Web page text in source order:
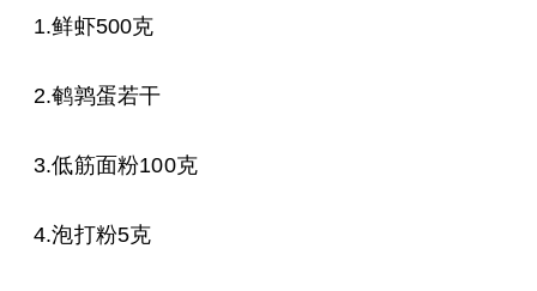
1.鲜虾500克
2.鹌鹑蛋若干
3.低筋面粉100克
4.泡打粉5克